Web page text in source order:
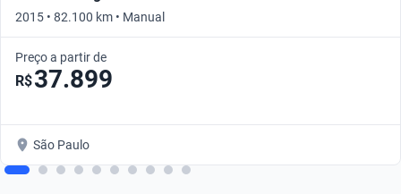
2015 • 82.100 km • Manual
Preço a partir de
R$37.899
São Paulo